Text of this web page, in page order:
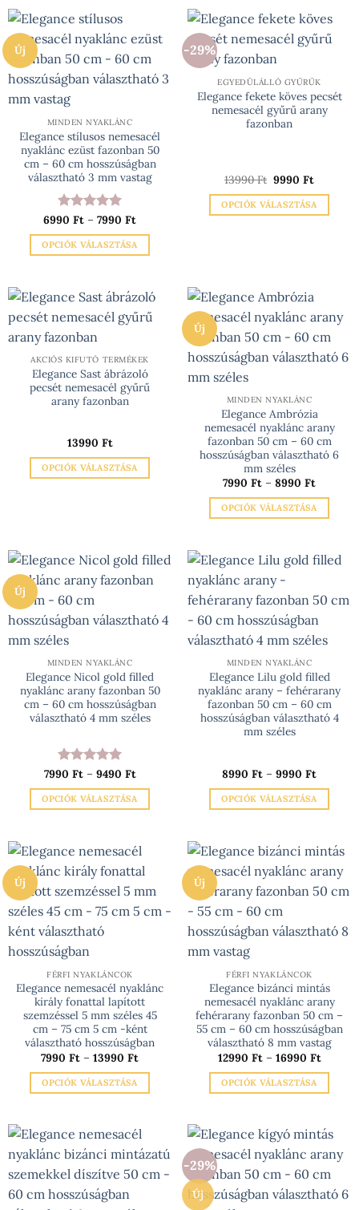
Új
MINDEN NYAKLÁNC
Elegance stílusos nemesacél
nyaklánc ezüst fazonban 50
cm – 60 cm hosszúságban
választható 3 mm vastag
Értékelés:5
/ 5
6990 Ft – 7990 FtÁrtartomány:
-
7990 Ft
OPCIÓK VÁLASZTÁSA
terméknek
több
variációja
A
változatok
a
ki
-29%
EGYEDÜLÁLLÓ GYŰRŰK
Elegance fekete köves pecsét
nemesacél gyűrű arany
fazonban
13990Ft Original
price
was:
13990 Ft.
9990FtCurrent
is:
9990 Ft.
OPCIÓK VÁLASZTÁSA
variációja
van.
A
változatok
a
ki
AKCIÓS KIFUTÓ TERMÉKEK
Elegance Sast ábrázoló
pecsét nemesacél gyűrű
arany fazonban
13990 Ft
OPCIÓK VÁLASZTÁSA
variációja
van.
A
változatok
a
ki
Új
MINDEN NYAKLÁNC
Elegance Ambrózia
nemesacél nyaklánc arany
fazonban 50 cm – 60 cm
hosszúságban választható 6
mm széles
7990 Ft – 8990 Ft
-
8990 Ft
OPCIÓK VÁLASZTÁSA
terméknek
több
variációja
van.
A
változatok
a
termékoldalon
választhatók
ki
Új
MINDEN NYAKLÁNC
Elegance Nicol gold filled
nyaklánc arany fazonban 50
cm – 60 cm hosszúságban
választható 4 mm széles
Értékelés:5
/ 5
7990 Ft – 9490 FtÁrtartomány:
-
9490 Ft
OPCIÓK VÁLASZTÁSA
terméknek
több
variációja
változatok
a
termékoldalon
választhatók
ki
MINDEN NYAKLÁNC
Elegance Lilu gold filled
nyaklánc arany – fehérarany
fazonban 50 cm – 60 cm
hosszúságban választható 4
mm széles
8990 Ft – 9990 Ft
-
9990 Ft
OPCIÓK VÁLASZTÁSA
terméknek
több
variációja
A
változatok
termékoldalon
választhatók
ki
Új
FÉRFI NYAKLÁNCOK
Elegance nemesacél nyaklánc
király fonattal lapított
szemzéssel 5 mm széles 45
cm – 75 cm 5 cm -ként
választható hosszúságban
7990 Ft – 13990 FtÁrtartomány:
-
OPCIÓK VÁLASZTÁSA
terméknek
több
variációja
van.
A
Új
FÉRFI NYAKLÁNCOK
Elegance bizánci mintás
nemesacél nyaklánc arany
fehérarany fazonban 50 cm –
55 cm – 60 cm hosszúságban
választható 8 mm vastag
12990 Ft – 16990 Ft
-
OPCIÓK VÁLASZTÁSA
terméknek
több
variációja
van.
A
-29%
Új